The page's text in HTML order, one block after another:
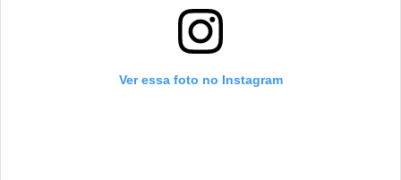
Ver essa foto no Instagram